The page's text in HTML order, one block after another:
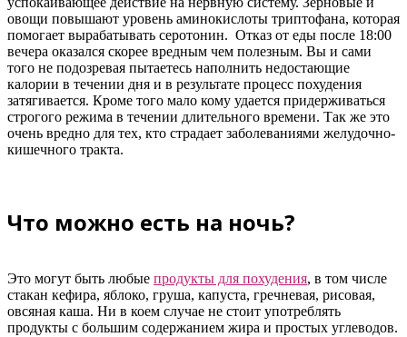
овощи повышают уровень аминокислоты триптофана, которая
помогает вырабатывать серотонин. Отказ от еды после 18:00
вечера оказался скорее вредным чем полезным. Вы и сами
того не подозревая пытаетесь наполнить недостающие
калории в течении дня и в результате процесс похудения
затягивается. Кроме того мало кому удается придерживаться
строгого режима в течении длительного времени. Так же это
очень вредно для тех, кто страдает заболеваниями желудочно-
кишечного тракта.
Что можно есть на ночь?
Это могут быть любые продукты для похудения, в том числе
стакан кефира, яблоко, груша, капуста, гречневая, рисовая,
овсяная каша. Ни в коем случае не стоит употреблять
продукты с большим содержанием жира и простых углеводов.